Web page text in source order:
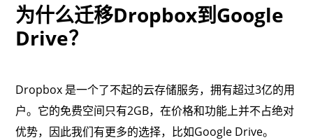
为什么迁移Dropbox到Google
Drive？
Dropbox 是一个了不起的云存储服务，拥有超过3亿的用
户。它的免费空间只有2GB，在价格和功能上并不占绝对
优势，因此我们有更多的选择，比如Google Drive。